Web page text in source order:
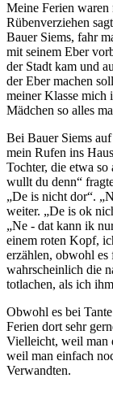
Meine Ferien waren
Rübenverziehen
Bauer Siems, fahr
mit seinem Eber
der Stadt kam und
der Eber machen
meiner Klasse mich
Mädchen so alles
Bei Bauer Siems
mein Rufen ins
Tochter, die etwa
wullt du denn
De is nicht dor .
weiter.
De is ok
Ne - dat kann ik
einem roten Kopf,
erzählen, obwohl
wahrscheinlich die
totlachen, als ich
Obwohl es bei
Ferien dort sehr
Vielleicht, weil man
weil man einfach
Verwandten.